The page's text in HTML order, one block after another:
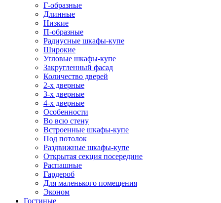
Г-образные
Длинные
Низкие
П-образные
Радиусные шкафы-купе
Широкие
Угловые шкафы-купе
Закругленный фасад
Количество дверей
2-х дверные
3-х дверные
4-х дверные
Особенности
Во всю стену
Встроенные шкафы-купе
Под потолок
Раздвижные шкафы-купе
Открытая секция посередине
Распашные
Гардероб
Для маленького помещения
Эконом
Гостиные